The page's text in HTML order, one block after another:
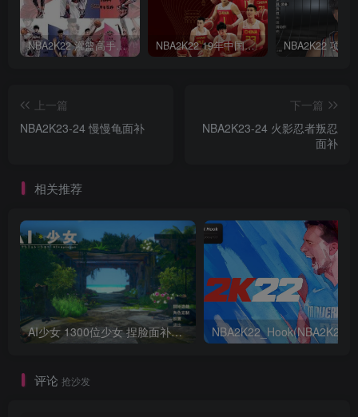
NBA2K22 灌篮高手面补合集 NBA2K22 19年中国队面补合集
上一篇
NBA2K23-24 慢慢龟面补
下一篇
NBA2K23-24 火影忍者叛忍
面补
相关推荐
AI少女 1300位少女 捏脸面补数据整合包 总有一位是你想要的
评论 抢沙发